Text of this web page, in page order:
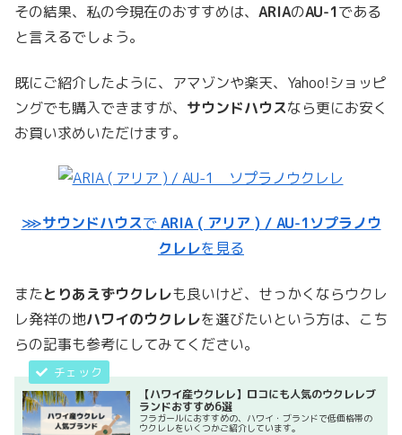
その結果、私の今現在のおすすめは、 ARIAのAU-1である
と言えるでしょう。
既にご紹介したように、アマゾンや楽天、Yahoo!ショッピ
ングでも購入できますが、 サウンドハウスなら更にお安く
お買い求めいただけます。
⋙サウンドハウスでARIA ( アリア ) / AU-1ソプラノウ
クレレを見る
またとりあえずウクレレも良いけど、せっかくならウクレ
レ発祥の地ハワイのウクレレを選びたいという方は、こち
らの記事も参考にしてみてください。
【ハワイ産ウクレレ】ロコにも人気のウクレレブ
ランドおすすめ6選
フラガールにおすすめの、ハワイ・ブランドで低価格帯の
ウクレレをいくつかご紹介しています。